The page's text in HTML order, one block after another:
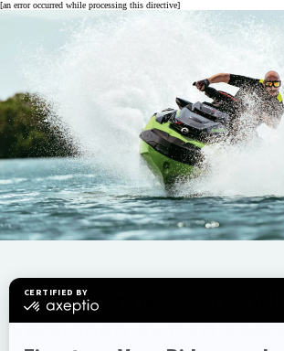
[an error occurred while processing this directive]
Vi støtter dessverre
versjonen av